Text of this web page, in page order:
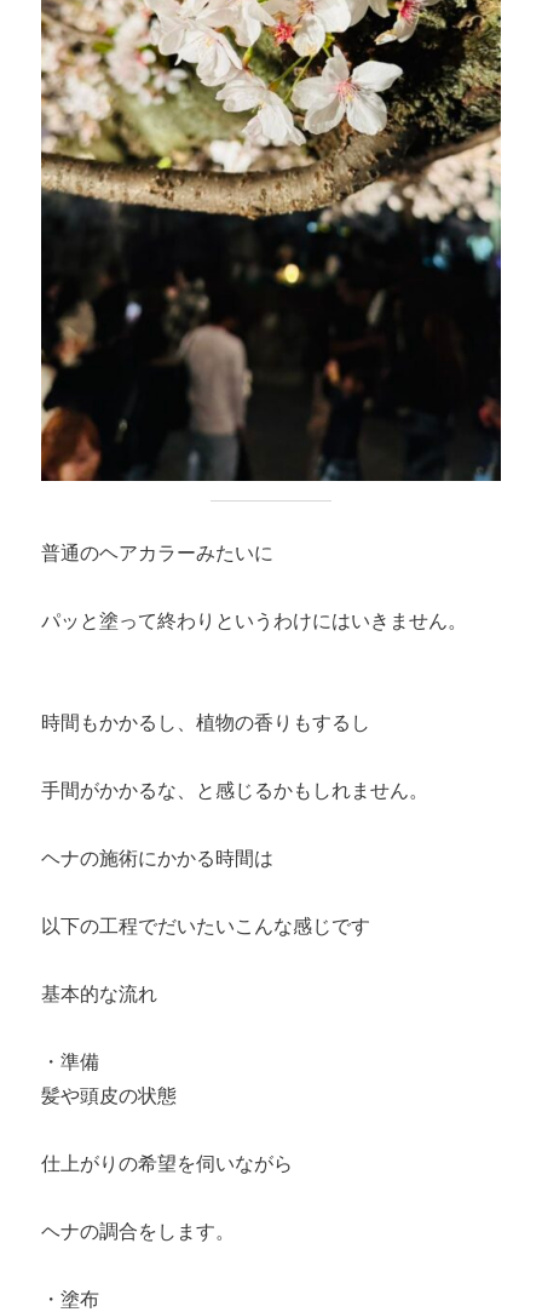
普通のヘアカラーみたいに
パッと塗って終わりというわけにはいきません。
時間もかかるし、植物の香りもするし
手間がかかるな、と感じるかもしれません。
ヘナの施術にかかる時間は
以下の工程でだいたいこんな感じです
基本的な流れ
・準備
髪や頭皮の状態
仕上がりの希望を伺いながら
ヘナの調合をします。
・塗布